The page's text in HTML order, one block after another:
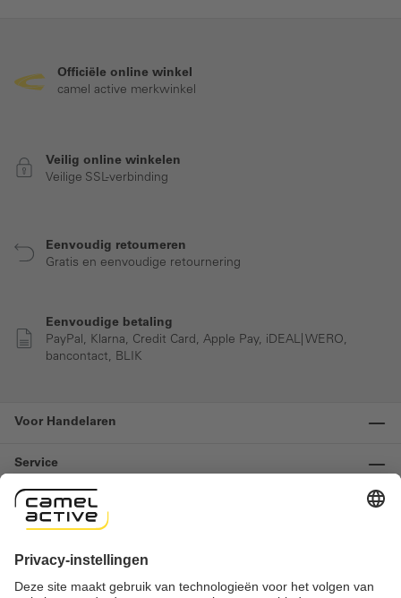
Officiële online winkel
camel active merkwinkel
Veilig online winkelen
Veilige SSL-verbinding
Eenvoudig retourneren
Gratis en eenvoudige retournering
Eenvoudige betaling
PayPal, Klarna, Credit Card, Apple Pay, iDEAL| WERO,
bancontact, BLIK
Voor Handelaren
Service
Informatie
Important links